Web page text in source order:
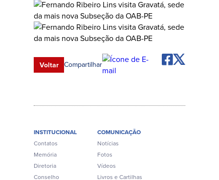
Voltar Compartilhar
INSTITUCIONAL
Contatos
Memória
Diretoria
Conselho
COMUNICAÇÃO
Notícias
Fotos
Vídeos
Livros e Cartilhas